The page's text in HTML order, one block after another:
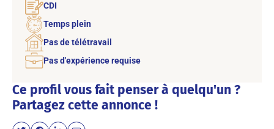
CDI
Temps plein
Pas de télétravail
Pas d'expérience requise
Ce profil vous fait penser à quelqu'un ?
Partagez cette annonce !